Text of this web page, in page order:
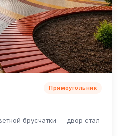
Прямоугольник
брусчатки — двор стал